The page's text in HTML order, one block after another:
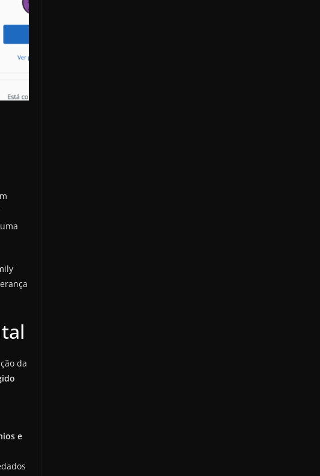
da
e